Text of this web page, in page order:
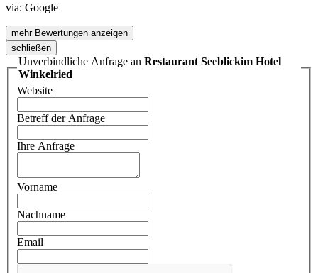
via: Google
mehr Bewertungen anzeigen
schließen
Unverbindliche Anfrage an Restaurant Seeblickim Hotel
Winkelried
Website
Betreff der Anfrage
Ihre Anfrage
Vorname
Nachname
Email